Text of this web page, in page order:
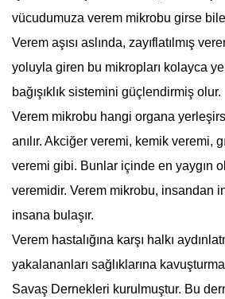
vücudumuza veremmikrobu girse
Verem aşısı aslında, zayıflatılmış
yoluyla giren bu mikropları kolayca
bağışıklık sistemini güçlendirmiş olur.
Verem mikrobu hangi organa
anılır. Akciğer veremi, kemik veremi,
veremi gibi. Bunlar içinde en yaygın
veremidir. Verem mikrobu, insandan
insana bulaşır.
Verem hastalığına karşı halkı
yakalananları sağlıklarına
Savaş Dernekleri kurulmuştur. Bu